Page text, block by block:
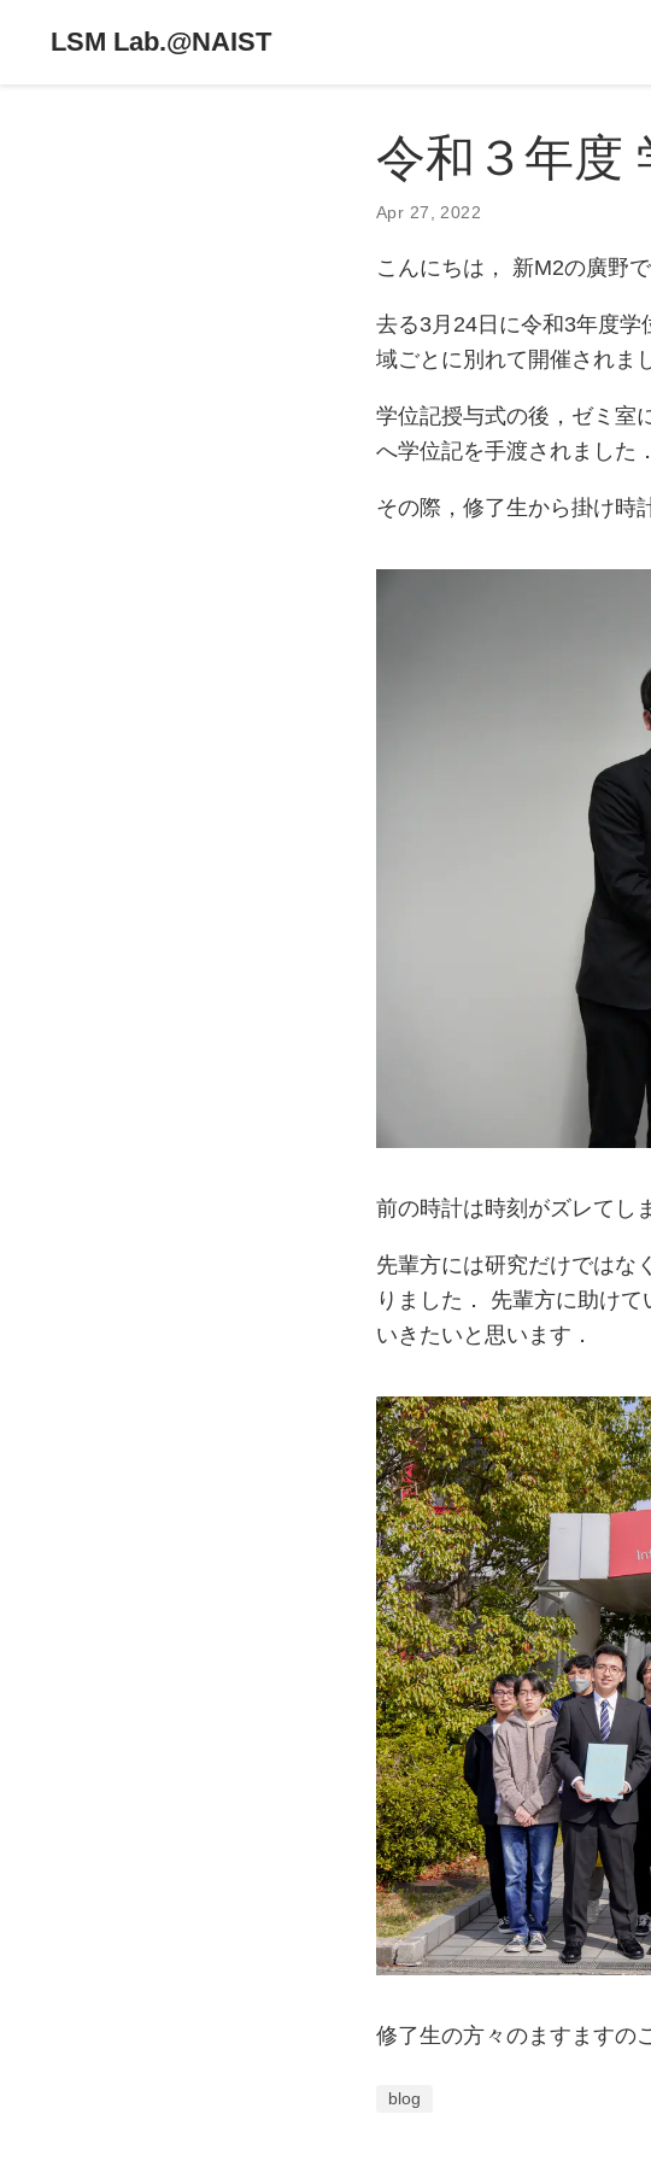
LSM Lab.@NAIST
令和３年度
Apr 27, 2022
こんにちは， 新M2の廣野で
去る3月24日に令和3年度
域ごとに別れて開催されま
学位記授与式の後，ゼミ室
へ学位記を手渡されました．
その際，修了生から掛け時
前の時計は時刻がズレてし
先輩方には研究だけではな
りました． 先輩方に助け
いきたいと思います．
修了生の方々のますますの
blog